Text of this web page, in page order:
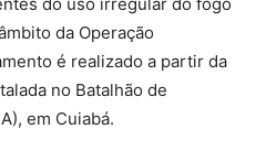
do uso irregular do fogo
da Operação
é realizado a partir da
no Batalhão de
em Cuiabá.